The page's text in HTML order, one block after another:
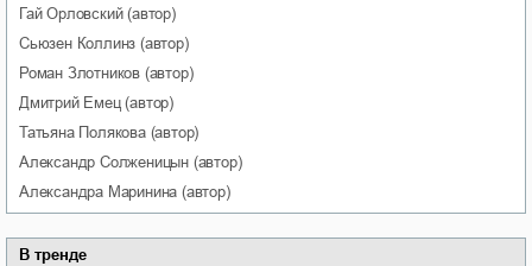
Гай Орловский(автор)
Сьюзен Коллинз (автор)
Роман Злотников (автор)
Дмитрий Емец(автор)
Татьяна Полякова(автор)
Александр Солженицын (автор)
Александра Маринина (автор)
В тренде